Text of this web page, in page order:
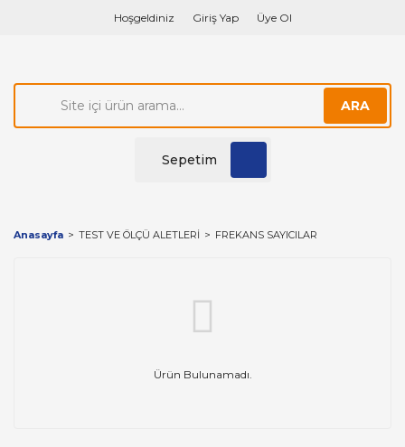
Hoşgeldiniz Giriş Yap Üye Ol
ARA
Sepetim
Anasayfa TEST VE ÖLÇÜ ALETLERİ FREKANS SAYICILAR
Ürün Bulunamadı.